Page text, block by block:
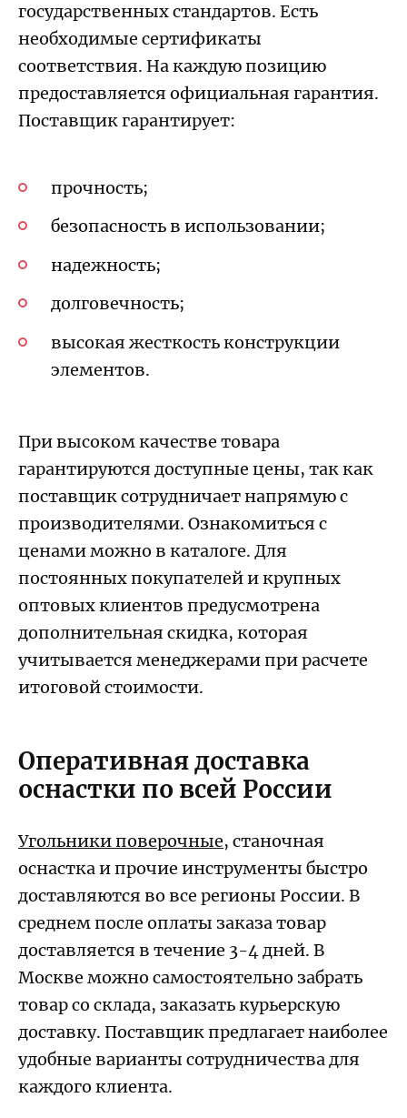
государственных стандартов. Есть
необходимые сертификаты
соответствия. На каждую позицию
предоставляется официальная гарантия.
Поставщик гарантирует:
прочность;
безопасность в использовании;
надежность;
долговечность;
высокая жесткость конструкции
элементов.
При высоком качестве товара
гарантируются доступные цены, так как
поставщик сотрудничает напрямую с
производителями. Ознакомиться с
ценами можно в каталоге. Для
постоянных покупателей и крупных
оптовых клиентов предусмотрена
дополнительная скидка, которая
учитывается менеджерами при расчете
итоговой стоимости.
Оперативная доставка
оснастки по всей России
Угольники поверочные, станочная
оснастка и прочие инструменты быстро
доставляются во все регионы России. В
среднем после оплаты заказа товар
доставляется в течение 3-4 дней. В
Москве можно самостоятельно забрать
товар со склада, заказать курьерскую
доставку. Поставщик предлагает наиболее
удобные варианты сотрудничества для
каждого клиента.